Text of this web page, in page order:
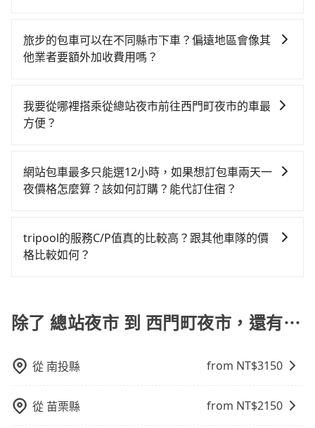
花費為930元。不過，台中市少部分小黃司機不按表收
費，看乘客是外地人便漫天喊價或恣意繞路。但如果全
僅每人至少額外負擔150元車資，而且更會額外浪費19
分鐘在轉乘與等車上，現在還不馬上來預約tripool！如
估進去，但額外的汽車保險與可能的罰單都需自付。再
者，和運的iRent只提供最基本的車型，如Toyota
擇，而且無人租車最令人詬病的就是車況，打開車門才
發現仍有上一組乘客遺留的垃圾或者撞凹的車門仍未被
還，又或者要還車時卻偏偏找不到停車位，對於急著用
車或者要載其他乘客的人來說就有不小的風險。最後，
距離，在遇到下雨天或者載行李時，就顯得非常不便。
元間，但如改預約tripool可省高達$2,400。台中市有些
計程車司機不按錶計費，約有27%會採現場議價，建議
町夜市的最佳選擇。
旅步可能會根據行經的路線是否超過海拔1500公尺來進
行額外的費用收取。但是，這些費用會在您下訂單後、
心地享受旅步為您提供的服務。
旅步的包車可以在不同縣市下車？偏遠地區會像其
他業者要額外加收費用嗎？
於偏遠地區，我們提供的價格已經包含了所有基本的費
用，不會像其他業者那樣收取額外費用。但如果您需要
詢到具體的費用。
我要從哪裡搭乘從總站夜市前往西門町夜市的車最
方便？
落，只要有路能到、Google地圖上能標註、GPS上能找
得到，我們就保證發車。直接在官網上輸入住家地址、
網站包車最多只能選12小時，如果想訂包車兩天一
夜價格怎麼算？該如何訂購？能代訂住宿？
需要連續兩天的包車服務，可以在官網上分開預定兩天
的行程。另外，目前旅步只提供接送服務，暫不提供代
tripool的服務C/P值真的比較高？跟其他車隊的價
格比較如何？
主的台灣大車隊、大都會、LINE Taxi、Uber，機場接送
則有肯驛、全鋒、格上租車、和運租車，包車旅遊則是
單程接送與跨縣市計時包車，不論從哪邊去哪裡（當然
有高效的車輛調度能力，能以市價7~8折提供專車到府服
務，是絕大多數乘客出行的最佳選擇。
除了 總站夜市 到 西門町夜市，還有⋯
從 南投縣 from NT$3150
從 苗栗縣 from NT$2150